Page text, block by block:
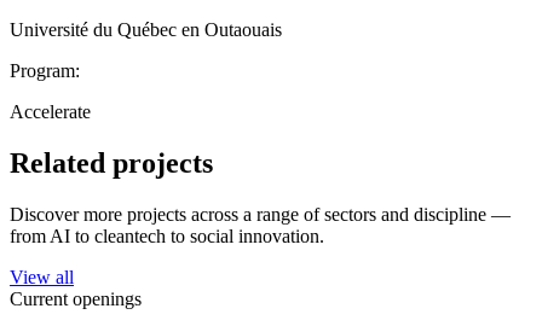
Université du Québec en Outaouais
Program:
Accelerate
Related projects
Discover more projects across a range of sectors and discipline —
from AI to cleantech to social innovation.
View all
Current openings